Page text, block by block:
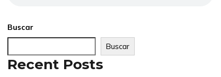
Buscar
Buscar
Recent Posts